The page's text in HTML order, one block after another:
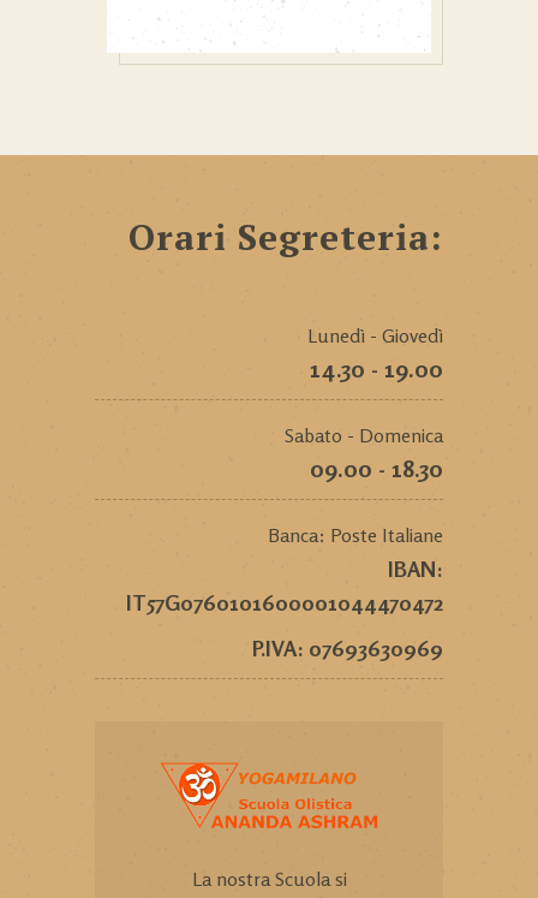
Orari Segreteria:
Lunedì - Giovedì
14.30 - 19.00
Sabato - Domenica
09.00 - 18.30
Banca: Poste Italiane
IBAN:
IT57G0760101600001044470472
P.IVA: 07693630969
La nostra Scuola si